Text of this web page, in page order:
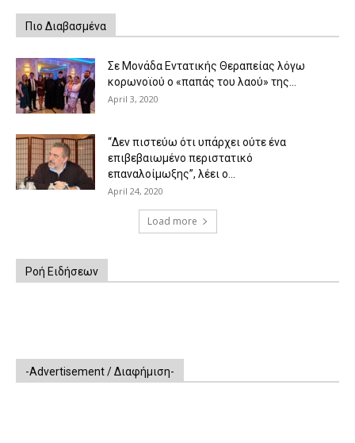
Πιο Διαβασμένα
Σε Μονάδα Εντατικής Θεραπείας λόγω
κορωνοϊού ο «παπάς του λαού» της...
April 3, 2020
“Δεν πιστεύω ότι υπάρχει ούτε ένα
επιβεβαιωμένο περιστατικό
επαναλοίμωξης”, λέει ο...
April 24, 2020
Load more
Ροή Ειδήσεων
-Advertisement / Διαφήμιση-